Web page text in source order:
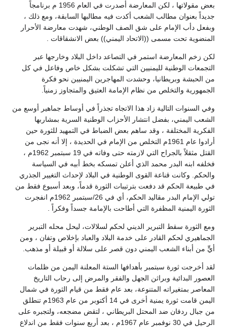
بعض مقولاتها ، لكن المعارضة أصدرت في العام 1956 م برنامجاً
جديداً بعنوان مطالب الشعب أكدت فيه مطالبها السابقة، ومع ذلك ،
وبفعل دأب الإمام على شق الصف الوطني، شهدت معارضة الأحرار
المنضوية تحت مسمى ((الاتحاد اليمني)) بعض الانشقاقات .
لكن زخم المعارضة استمر في التصاعد داخل البلاد وخارجها عبر
التجمعات الوطنية لليمنيين التي تشكلت بشكل خاص وفاعل في كل
من الحبشة وبريطانيا، وحشدت المهاجرين اليمنيين نحو فكرة
الجمهورية والتخلص من نظام الإمامة العتيق والمتجاوز زمنياً.
وفي السنوات التالية زاد هذا الاتجاه تجذراً في أوساط جماهير أوسع من
الشعب اليمني، بفضل انتشار الأحزاب الوطنية السرية بمشاربها
الفكرية المختلفة ، وقد ساهم بعض الضباط في التمهيد للثورة حين
أرادوا عام 1961م التخلص من الإمام في الحديدة ، إلا أنه نجى من
القتل مثقلاً بالجراح التي لازمته حتى وفاته في 19 سبتمبر 1962م ،
فخلفه ابنه البدر محمد الذي أعلن تمسكه بخط أبيه في السياسة
والحكم. وكانت قناعة القوى الوطنية في البلاد لإحداث التغيير الجذري
في طبيعة الحكم قد دفعت بترتيبات الثورة قدماً، وبعد أسبوع فقط من
تولي الإمام البدر مقاليد الحكم، أي في 26/سبتمبر 1962م انفجرت
الثورة اليمنية المظفرة التي أطاحت بالإمامة جسداً وفكراً .
ومع الثورة سقط التبرير الديني لحكم لسلالات، ليحل محله التبرير
الجماهيري لحكم القادر على خدمة البلاد والعباد بإخلاص وتفان ، ومن
أيٍّ من أبناء الشعب اليمني دون قصر على سلالة أو قبيلة أو مذهب.
لقد أخرجت ثورة سبتمبر بأهدافها الستة المعلنة اليمن من ظلمات
العصور البدائية وبراثن الجهل والفقر والمرض إلى رحاب التاريخ
المعاصر بمتغيراته المتنوعة، بعد عام فقط من قيام الثورة في شمال
اليمن قامت ثورة يمنية أخرى في 14 أكتوبر من عام 1963م تنطلق
من جبال ردفان ضد المحتل البريطاني ، لتقض مضجعه، ولتجبره على
الرحيل في 30 نوفمبر عام 1967م ، بعد أربع سنوات فقط من اندلاع